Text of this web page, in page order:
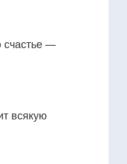
счастье —
всякую